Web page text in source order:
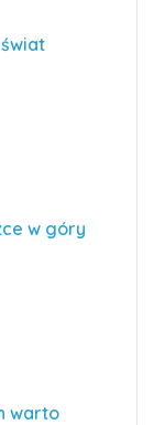
w góry
warto